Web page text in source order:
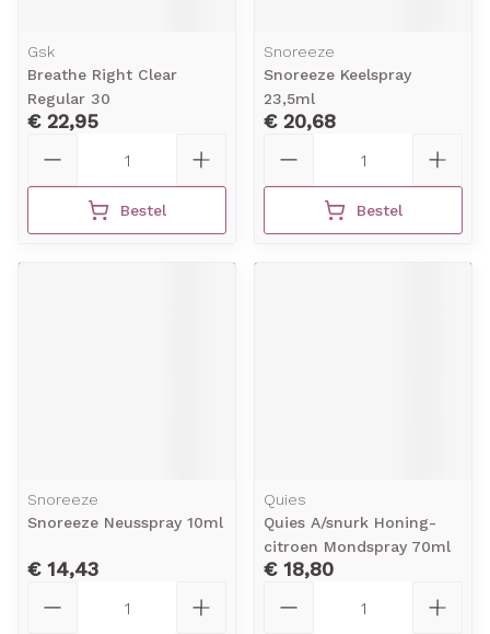
Gsk
Breathe Right Clear
Regular 30
€ 22,95
Bestel
Snoreeze
Snoreeze Keelspray
23,5ml
€ 20,68
Bestel
Snoreeze
Snoreeze Neusspray 10ml
€ 14,43
Quies
Quies A/snurk Honing-
citroen Mondspray 70ml
€ 18,80